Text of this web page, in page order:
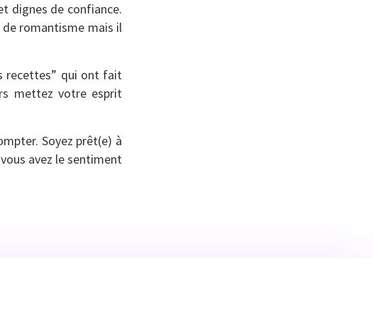
dignes de confiance.
de romantisme mais il
recettes” qui ont fait
mettez votre esprit
Soyez prêt(e) à
avez le sentiment